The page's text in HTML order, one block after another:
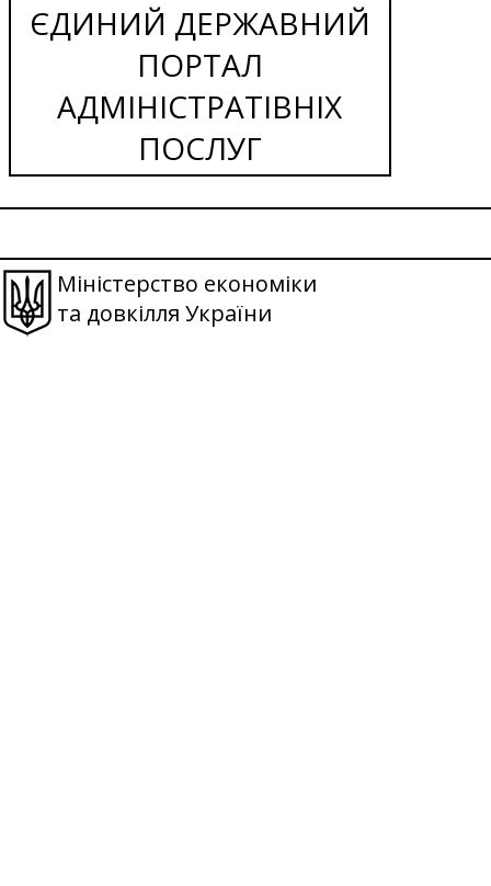
ЄДИНИЙ ДЕРЖАВНИЙ
ПОРТАЛ
АДМІНІСТРАТІВНІХ
ПОСЛУГ
Міністерство економіки
та довкілля України